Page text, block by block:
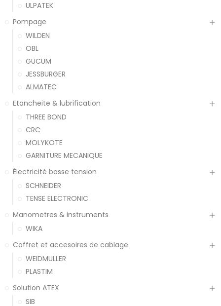
ULPATEK
Pompage
WILDEN
OBL
GUCUM
JESSBURGER
ALMATEC
Etancheite & lubrification
THREE BOND
CRC
MOLYKOTE
GARNITURE MECANIQUE
Électricité basse tension
SCHNEIDER
TENSE ELECTRONIC
Manometres & instruments
WIKA
Coffret et accesoires de cablage
WEIDMULLER
PLASTIM
Solution ATEX
SIB